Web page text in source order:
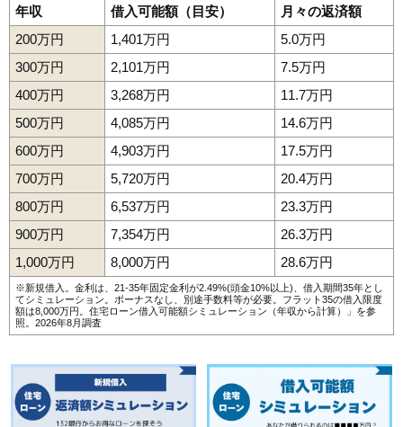
年収
借入可能額（目安）
月々の返済額
200万円
1,401万円
5.0万円
300万円
2,101万円
7.5万円
400万円
3,268万円
11.7万円
500万円
4,085万円
14.6万円
600万円
4,903万円
17.5万円
700万円
5,720万円
20.4万円
800万円
6,537万円
23.3万円
900万円
7,354万円
26.3万円
1,000万円
8,000万円 28.6万円
※新規借入。金利は、21-35年固定金利が2.49%(頭金10%以上)、借入期間35年とし
てシミュレーション。ボーナスなし、別途手数料等が必要。フラット35の借入限度
額は8,000万円。 住宅ローン借入可能額シミュレーション（年収から計算）
」を参
照。2026年8月調査